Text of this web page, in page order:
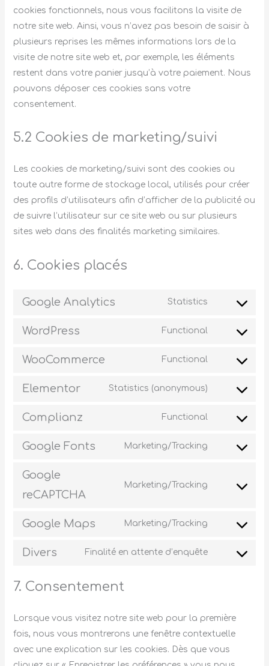
cookies fonctionnels, nous vous facilitons la visite de
notre site web. Ainsi, vous n’avez pas besoin de saisir à
plusieurs reprises les mêmes informations lors de la
visite de notre site web et, par exemple, les éléments
restent dans votre panier jusqu’à votre paiement. Nous
pouvons déposer ces cookies sans votre
consentement.
5.2 Cookies de marketing/suivi
Les cookies de marketing/suivi sont des cookies ou
toute autre forme de stockage local, utilisés pour créer
des profils d’utilisateurs afin d’afficher de la publicité ou
de suivre l’utilisateur sur ce site web ou sur plusieurs
sites web dans des finalités marketing similaires.
6. Cookies placés
Google Analytics Statistics
WordPress Functional
WooCommerce Functional
Elementor Statistics (anonymous)
Complianz Functional
Google Fonts Marketing/Tracking
Google
reCAPTCHA
Marketing/Tracking
Google Maps Marketing/Tracking
Divers Finalité en attente d’enquête
7. Consentement
Lorsque vous visitez notre site web pour la première
fois, nous vous montrerons une fenêtre contextuelle
avec une explication sur les cookies. Dès que vous